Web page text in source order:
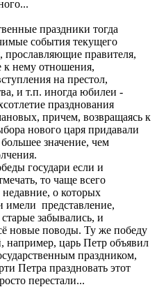
праздники тогда
события текущего
прославляющие правителя,
нему отношения,
на престол,
и т.п. иногда юбилеи -
празднования
причем, возвращаясь к
нового царя придавали
большее значение, чем
государи если и
то чаще всего
недавние, о которых
имели представление,
забывались, и
новые поводы. Ту же победу
например, царь Петр объявил
праздником,
Петра праздновать этот
перестали...